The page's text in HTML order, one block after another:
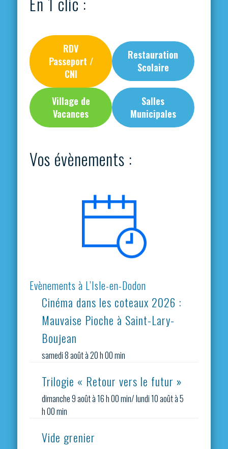
RDV
Passeport /
CNI
Restauration
Scolaire
Village de
Vacances
Salles
Municipales
Vos évènements :
Evènements à L’Isle-en-Dodon
Cinéma dans les coteaux 2026 :
Mauvaise Pioche à Saint-Lary-
Boujean
samedi 8 août à 20 h 00 min
Trilogie « Retour vers le futur »
dimanche 9 août à 16 h 00 min/lundi 10 août à 5
h 00 min
Vide grenier